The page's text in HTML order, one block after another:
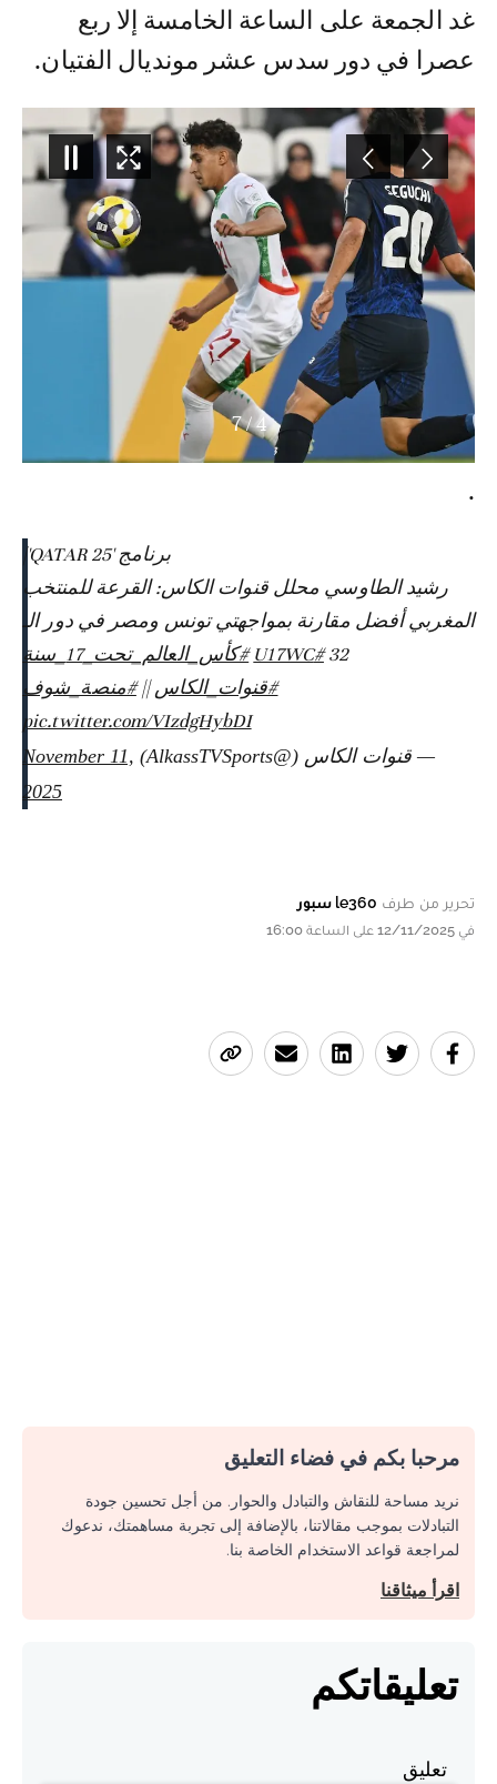
غد الجمعة على الساعة الخامسة إلا ربع
عصرا في دور سدس عشر مونديال الفتيان.
5
/
7
.
برنامج 'QATAR 25'|
رشيد الطاوسي محلل قنوات الكاس: القرعة للمنتخب
المغربي أفضل مقارنة بمواجهتي تونس ومصر في دور الـ
32
#U17WC
#كأس_العالم_تحت_17_سنة
#قنوات_الكاس||#منصة_شوف
pic.twitter.com/VIzdgHybDI
— قنوات الكاس (@AlkassTVSports)
November 11,
2025
تحرير من طرف le360 سبور
في 12/11/2025 على الساعة 16:00
مرحبا بكم في فضاء التعليق
نريد مساحة للنقاش والتبادل والحوار. من أجل تحسين جودة
التبادلات بموجب مقالاتنا، بالإضافة إلى تجربة مساهمتك، ندعوك
لمراجعة قواعد الاستخدام الخاصة بنا.
اقرأ ميثاقنا
تعليقاتكم
تعليق